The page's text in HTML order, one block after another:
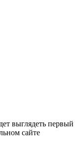
выглядеть первый
сайте